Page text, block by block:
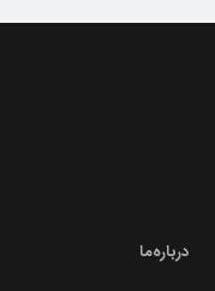
درباره‌‌ما